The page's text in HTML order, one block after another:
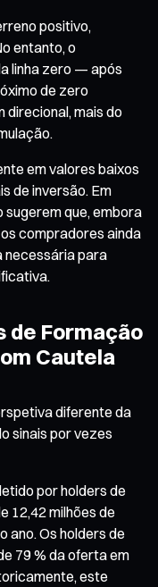
positivo,
entanto, o
linha zero — após
de zero
direcional, mais do
em valores baixos
de inversão. Em
sugerem que, embora
compradores ainda
necessária para
de Formação
Cautela
diferente da
sinais por vezes
por holders de
12,42 milhões de
ano. Os holders de
79 % da oferta em
este